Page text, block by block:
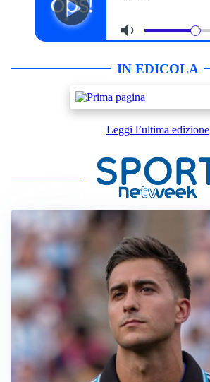
IN EDICOLA
Leggi l’ultima edizione